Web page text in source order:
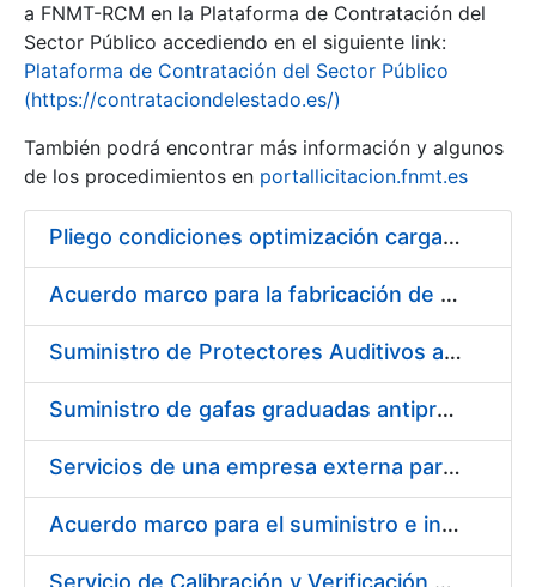
a FNMT-RCM en la Plataforma de Contratación del
Sector Público accediendo en el siguiente link:
Plataforma de Contratación del Sector Público
(https://contrataciondelestado.es/)
También podrá encontrar más información y algunos
de los procedimientos en portallicitacion.fnmt.es
Pliego condiciones optimización cargas compras firmado
Acuerdo marco para la fabricación de piezas
Suministro de Protectores Auditivos a medida para las personas trabajadoras de los Centros de Trabajo de Madrid y Burgos
Suministro de gafas graduadas antiproyecciones para los trabajadores de la FNMT-RCM en los centros de trabajo de Madrid y Burgos
Servicios de una empresa externa para el asesoramiento y resolución de los recursos de alzada que se presentan relacionados con procesos de selección para la FNMT-RCM
Acuerdo marco para el suministro e instalación de persianas, estores y otros complementos
Servicio de Calibración y Verificación Externa de los Equipos de Medición del Servicio de Prevención de la FNMT-RCM